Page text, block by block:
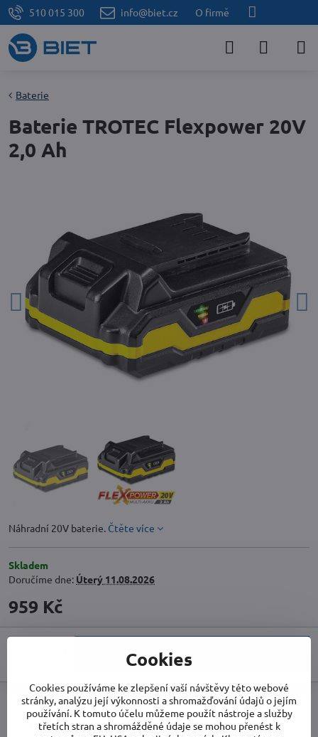
510 015 300 info@biet.cz O firmě
Baterie
Baterie TROTEC Flexpower 20V
2,0 Ah
Náhradní 20V baterie. Čtěte více
Skladem
Doručíme dne: Úterý 11.08.2026
959 Kč
Do košíku
Doručení
Skladové číslo:TR6200000303
Cookies
Cookies používáme ke zlepšení vaší návštěvy této webové
stránky, analýzu její výkonnosti a shromažďování údajů o jejím
používání. K tomuto účelu můžeme použít nástroje a služby
třetích stran a shromážděné údaje se mohou přenést k